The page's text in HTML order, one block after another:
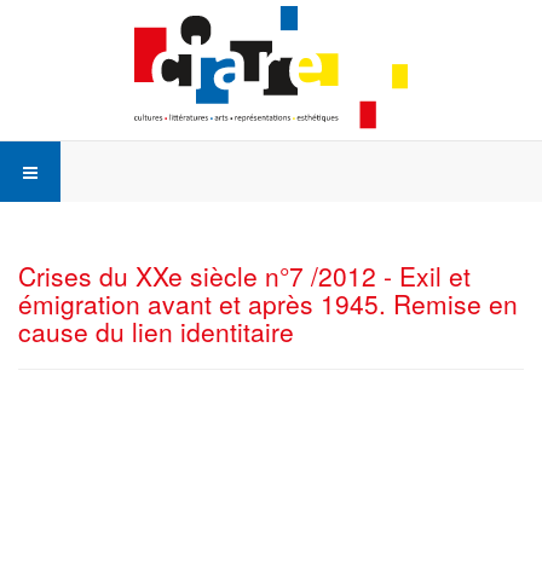
Crises du XXe siècle n°7 /2012 - Exil et
émigration avant et après 1945. Remise en
cause du lien identitaire